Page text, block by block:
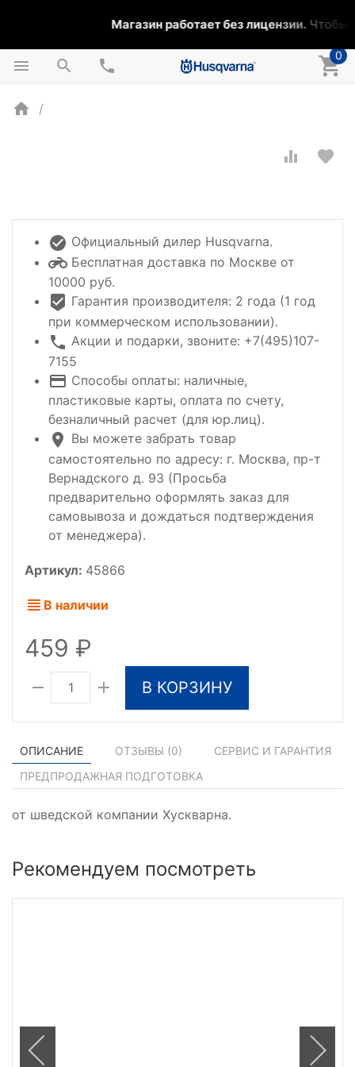
Магазин работает без лицензии.Чтобы
0
Официальный дилер Husqvarna.
Бесплатная доставка по Москве от
10000 руб.
Гарантия производителя: 2 года (1 год
при коммерческом использовании).
Акции и подарки, звоните: +7(495)107-
7155
Способы оплаты: наличные,
пластиковые карты, оплата по счету,
безналичный расчет (для юр.лиц).
Вы можете забрать товар
самостоятельно по адресу: г. Москва, пр-т
Вернадского д. 93 (Просьба
предварительно оформлять заказ для
самовывоза и дождаться подтверждения
от менеджера).
Артикул: 45866
В наличии
459
В КОРЗИНУ
ОПИСАНИЕ ОТЗЫВЫ (0)
СЕРВИС И ГАРАНТИЯ
ПРЕДПРОДАЖНАЯ ПОДГОТОВКА
от шведской компании Хускварна.
Рекомендуем посмотреть